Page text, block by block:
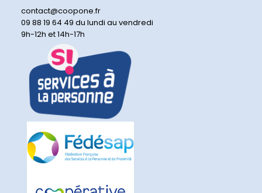
contact@coopone.fr
09 88 19 64 49 du lundi au vendredi
9h-12h et 14h-17h